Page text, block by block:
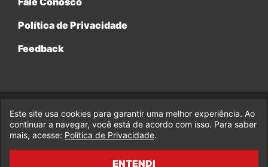
Política de Privacidade
Feedback
© 2017-2026 Legado da Marvel, uma empresa da Legado
Enterprises.
fabiolobo
Este site usa cookies para garantir uma melhor experiência. Ao
continuar a navegar, você está de acordo com isso. Para saber
mais, acesse: Política de Privacidade.
ENTENDI